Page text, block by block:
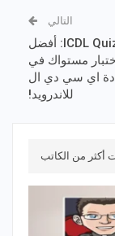
التالي
تحميل ICDL Quiz: أفضل
مستواك في
اي سي دي ال
للاندرويد!
أكثر من الكاتب